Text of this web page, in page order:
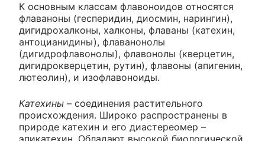
К основным классам флавоноидов относятся
флаваноны (гесперидин, диосмин, нарингин),
дигидрохалконы, халконы, флаваны (катехин,
антоцианидины), флаванонолы
(дигидрофлавонолы), флавонолы (кверцетин,
дигидрокверцетин, рутин), флавоны (апигенин,
лютеолин), и изофлавоноиды.
Катехины – соединения растительного
происхождения. Широко распространены в
природе катехин и его диастереомер –
эпикатехин. Обладают высокой биологической